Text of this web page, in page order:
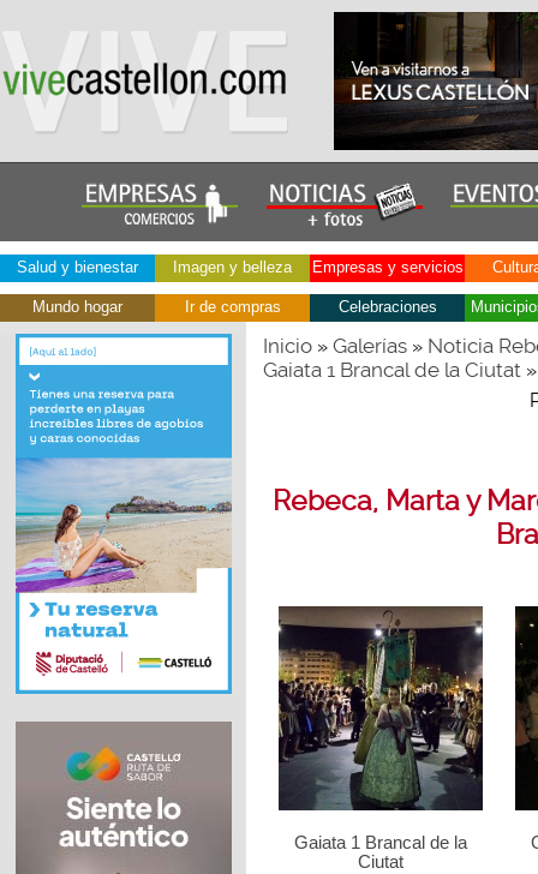
Salud y bienestar Imagen y belleza Empresas y servicios
Mundo hogar Ir de compras Celebraciones
Inicio» Galerías» Noticia
Gaiata 1 Brancal de la Ciutat»
Rebeca, Marta y
Gaiata 1 Brancal de la
Ciutat